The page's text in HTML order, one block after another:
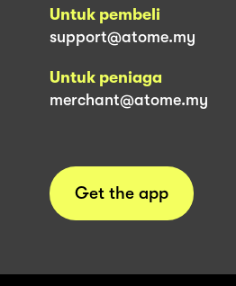
Untuk pembeli
support@atome.my
Untuk peniaga
merchant@atome.my
Get the app